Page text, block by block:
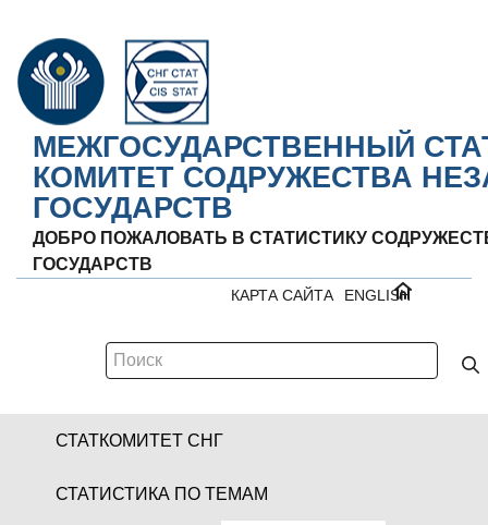
МЕЖГОСУДАРСТВЕННЫЙ
КОМИТЕТ СОДРУЖЕСТВА
ГОСУДАРСТВ
ДОБРО ПОЖАЛОВАТЬ В СТАТИСТИКУ
ГОСУДАРСТВ
ENGLISH
КАРТА САЙТА
СТАТКОМИТЕТ СНГ
СТАТИСТИКА ПО ТЕМАМ